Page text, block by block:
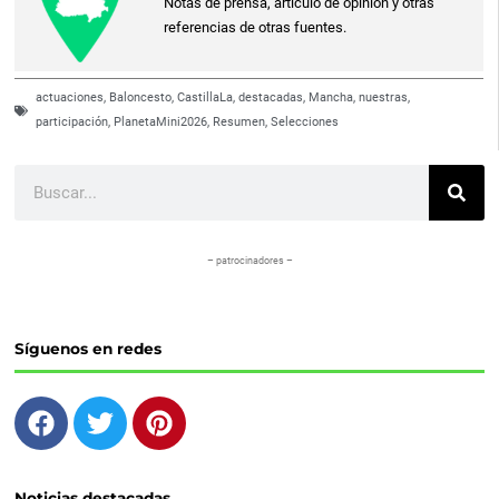
referencias de otras fuentes.
actuaciones, Baloncesto,CastillaLa,destacadas, Mancha,nuestras,
participación, PlanetaMini2026, Resumen,Selecciones
– patrocinadores –
Síguenos en redes
F
a
e
T
w
t
P
i
t